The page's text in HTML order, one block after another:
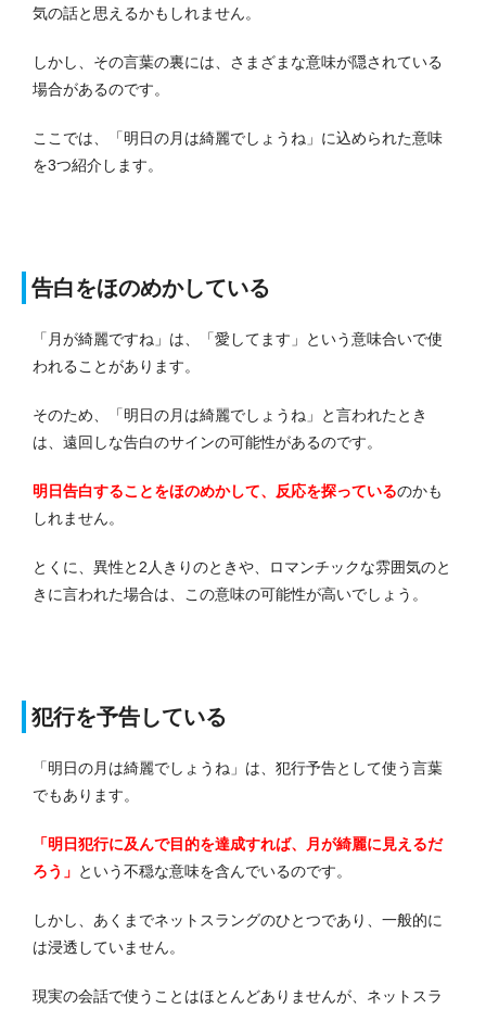
気の話と思えるかもしれません。
しかし、その言葉の裏には、さまざまな意味が隠されている
場合があるのです。
ここでは、「明日の月は綺麗でしょうね」に込められた意味
を3つ紹介します。
告白をほのめかしている
「月が綺麗ですね」は、「愛してます」という意味合いで使
われることがあります。
そのため、「明日の月は綺麗でしょうね」と言われたとき
は、遠回しな告白のサインの可能性があるのです。
明日告白することをほのめかして、反応を探っているのかも
しれません。
とくに、異性と2人きりのときや、ロマンチックな雰囲気のと
きに言われた場合は、この意味の可能性が高いでしょう。
犯行を予告している
「明日の月は綺麗でしょうね」は、犯行予告として使う言葉
でもあります。
「明日犯行に及んで目的を達成すれば、月が綺麗に見えるだ
ろう」 という不穏な意味を含んでいるのです。
しかし、あくまでネットスラングのひとつであり、一般的に
は浸透していません。
現実の会話で使うことはほとんどありませんが、ネットスラ